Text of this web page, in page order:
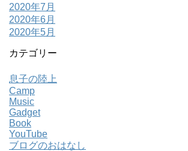
2020年7月
2020年6月
2020年5月
カテゴリー
息子の陸上
Camp
Music
Gadget
Book
YouTube
ブログのおはなし